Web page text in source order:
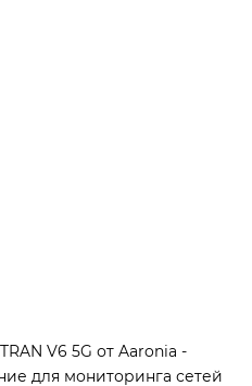
V6 5G от Aaronia -
для мониторинга сетей